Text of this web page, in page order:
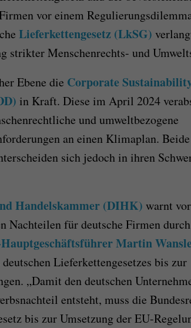
vor einem
Lieferkettengesetz (LkSG)
strikter Menschenrechts- und
Ebene die Corporate
in Kraft. Diese im April 2024
und umweltbezogene
an einen Klimaplan. Beide
sich jedoch in ihren
Handelskammer (DIHK) warnt vor
Nachteilen für deutsche Firmen
Martin
Lieferkettengesetzes bis zur
„Damit den deutschen
entsteht, muss die
bis zur Umsetzung der EU-